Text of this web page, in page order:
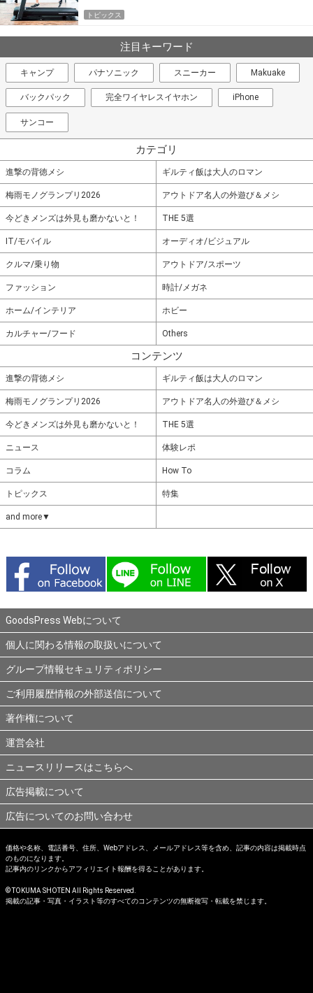
トピックス
注目キーワード
キャンプ パナソニック スニーカー Makuake
バックパック 完全ワイヤレスイヤホン iPhone
サンコー
カテゴリ
進撃の背徳メシ ギルティ飯は大人のロマン
梅雨モノグランプリ2026 アウトドア名人の外遊び＆メシ
今どきメンズは外見も磨かないと！ THE 5選
IT/モバイル オーディオ/ビジュアル
クルマ/乗り物 アウトドア/スポーツ
ファッション 時計/メガネ
ホーム/インテリア ホビー
カルチャー/フード Others
コンテンツ
進撃の背徳メシ ギルティ飯は大人のロマン
梅雨モノグランプリ2026 アウトドア名人の外遊び＆メシ
今どきメンズは外見も磨かないと！ THE 5選
ニュース 体験レポ
コラム How To
トピックス 特集
and more▼
GoodsPress Webについて
個人に関わる情報の取扱いについて
グループ情報セキュリティポリシー
ご利用履歴情報の外部送信について
著作権について
運営会社
ニュースリリースはこちらへ
広告掲載について
広告についてのお問い合わせ
価格や名称、電話番号、住所、Webアドレス、メールアドレス等を含め、記事の内容は掲載時点
のものになります。
記事内のリンクからアフィリエイト報酬を得ることがあります。
© TOKUMA SHOTEN All Rights Reserved.
掲載の記事・写真・イラスト等のすべてのコンテンツの無断複写・転載を禁じます。